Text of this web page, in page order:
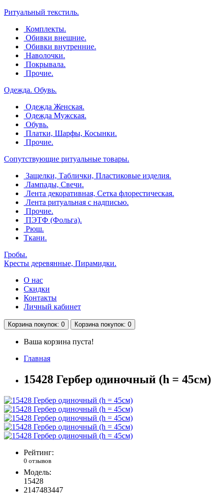
Ритуальный текстиль.
Комплекты.
Обивки внешние.
Обивки внутренние.
Наволочки.
Покрывала.
Прочие.
Одежда. Обувь.
Одежда Женская.
Одежда Мужская.
Обувь.
Платки, Шарфы, Косынки.
Прочие.
Сопутствующие ритуальные товары.
Защелки, Таблички, Пластиковые изделия.
Лампады, Свечи.
Лента декоративная, Сетка флорестическая.
Лента ритуальная с надписью.
Прочие.
ПЭТФ (Фольга).
Рюш.
Ткани.
Гробы.
Кресты деревянные, Пирамидки.
О нас
Скидки
Контакты
Личный кабинет
Корзинапокупок: 0 Корзинапокупок: 0
Ваша корзина пуста!
Главная
15428 Гербер одиночный (h = 45см)
Рейтинг:
0 отзывов
Модель:
15428
2147483447